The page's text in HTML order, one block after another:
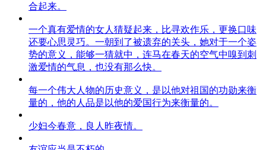
合起来。
一个真有爱情的女人猜疑起来，比寻欢作乐，更换口味
还要心思灵巧。一朝到了被遗弃的关头，她对于一个姿
势的意义，能够一猜就中，连马在春天的空气中嗅到刺
激爱情的气息，也没有那么快。
每一个伟大人物的历史意义，是以他对祖国的功勋来衡
量的，他的人品是以他的爱国行为来衡量的。
少妇今春意，良人昨夜情。